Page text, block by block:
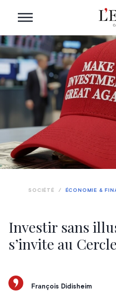
Investir sans
s’invite au
SOCIÉTÉ / ÉCONOMIE &
François Didisheim